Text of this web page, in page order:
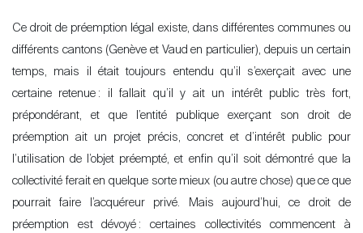
Ce droit de préemption légal existe, dans différentes communes ou
différents cantons (Genève et Vaud en particulier), depuis un certain
temps, mais il était toujours entendu qu’il s’exerçait avec une
certaine retenue : il fallait qu’il y ait un intérêt public très fort,
prépondérant, et que l’entité publique exerçant son droit de
préemption ait un projet précis, concret et d’intérêt public pour
l’utilisation de l’objet préempté, et enfin qu’il soit démontré que la
collectivité ferait en quelque sorte mieux (ou autre chose) que ce que
pourrait faire l’acquéreur privé. Mais aujourd’hui, ce droit de
préemption est dévoyé : certaines collectivités commencent à